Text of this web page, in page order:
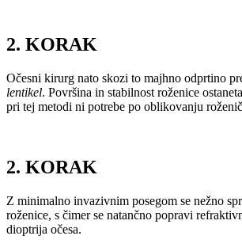
2. KORAK
Očesni kirurg nato skozi to majhno odprtino
lentikel. Površina in stabilnost roženice
pri tej metodi ni potrebe po oblikovanju
2. KORAK
Z minimalno invazivnim posegom se nežno
roženice, s čimer se natančno popravi
dioptrija očesa.